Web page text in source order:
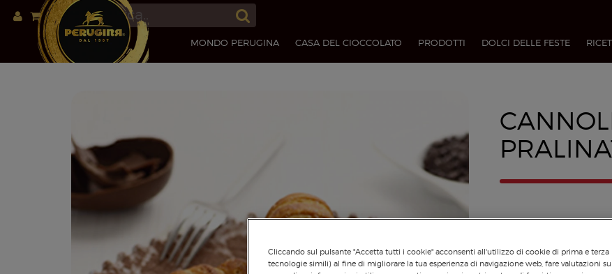
MONDO PERUGINA CASA DEL CIOCCOLATO PRODOTTI DOLCI DELLE FESTE
Cliccando sul pulsante "Accetta tutti i cookie" acconsenti all'utilizzo di cookie di prima e terza
tecnologie simili) al fine di migliorare la tua esperienza di navigazione web, fare valutazioni